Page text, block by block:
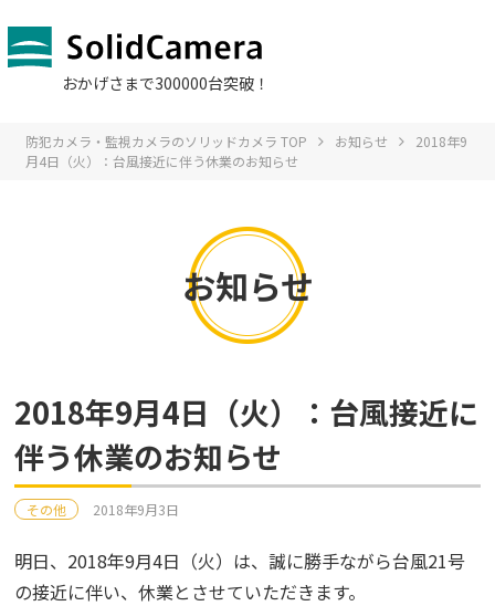
おかげさまで300000台突破！
防犯カメラ・監視カメラのソリッドカメラ TOP お知らせ
2018年9
月4日（火）：台風接近に伴う休業のお知らせ
お知らせ
2018年9月4日（火）：台風接近に
伴う休業のお知らせ
その他 2018年9月3日
明日、2018年9月4日（火）は、誠に勝手ながら台風21号
の接近に伴い、休業とさせていただきます。